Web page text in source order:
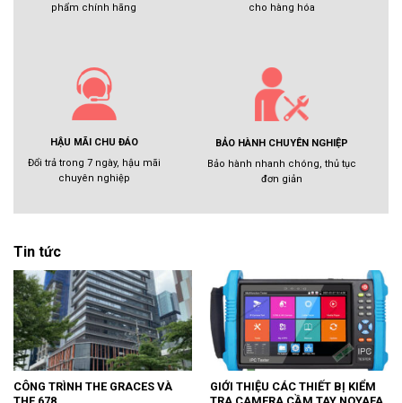
phẩm chính hãng
cho hàng hóa
HẬU MÃI CHU ĐÁO
Đổi trả trong 7 ngày, hậu mãi
chuyên nghiệp
BẢO HÀNH CHUYÊN NGHIỆP
Bảo hành nhanh chóng, thủ tục
đơn giản
Tin tức
CÔNG TRÌNH THE GRACES VÀ
GIỚI THIỆU CÁC THIẾT BỊ KIỂM